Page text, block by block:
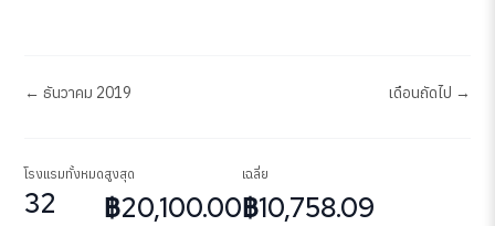
← ธันวาคม 2019 เดือนถัดไป →
โรงแรมทั้งหมด
32
สูงสุด
฿20,100.00
เฉลี่ย
฿10,758.09